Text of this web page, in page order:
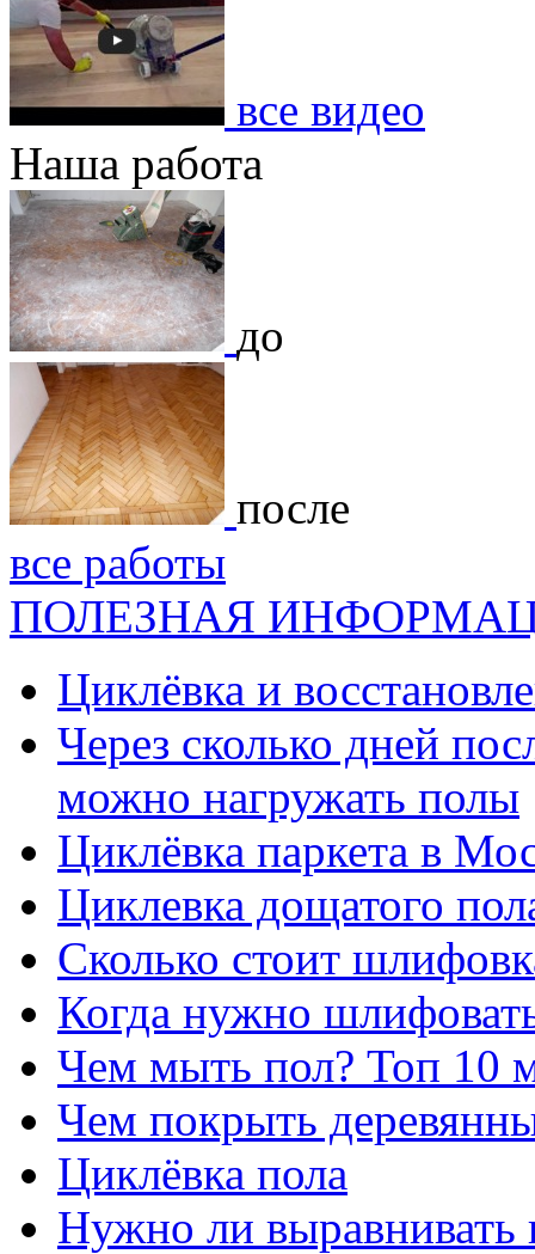
все видео
Наша работа
до
после
все работы
ПОЛЕЗНАЯ
Циклёвка и
Через сколько дней
можно нагружать полы
Циклёвка паркета в
Циклевка дощатого
Сколько стоит
Когда нужно
Чем мыть пол? Топ 10
Чем покрыть
Циклёвка пола
Нужно ли выравнивать